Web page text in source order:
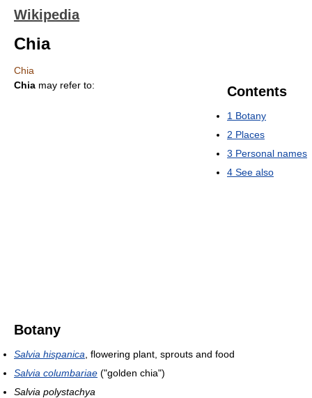
Wikipedia
Chia
Chia
Contents
1 Botany
2 Places
3 Personal names
4 See also
Chia may refer to:
Botany
Salvia hispanica , flowering plant, sprouts and food
Salvia columbariae ("golden chia")
Salvia polystachya